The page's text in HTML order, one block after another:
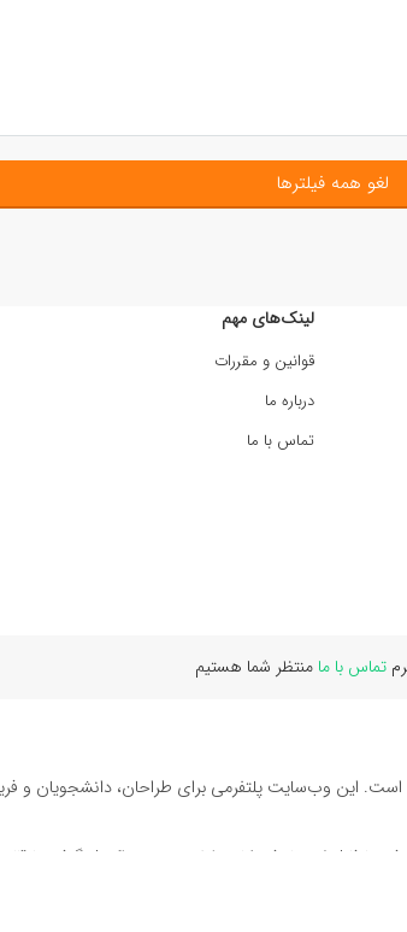
لغو همه فیلترها
لینک‌های مهم
قوانین و مقررات
درباره ما
تماس با ما
تماس با ما منتظر شما هستیم
است. این وب‌سایت‌ پلتفرمی برای طراحان، دانشجویان و
فایل لایه باز فتوشاپ، ایلاستریتور و اکسل گرفته تا